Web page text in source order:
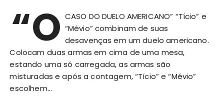
“O CASO DO DUELO AMERICANO” “Tício” e
“Mévio” combinam de suas
desavenças em um duelo americano.
Colocam duas armas em cima de uma mesa,
estando uma só carregada, as armas são
misturadas e após a contagem, “Tício” e “Mévio”
escolhem…